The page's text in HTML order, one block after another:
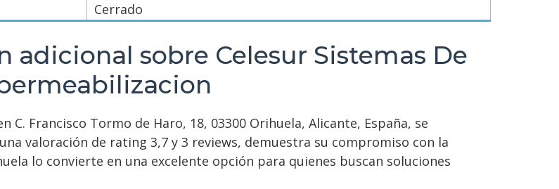
Cerrado
sobre Celesur Sistemas De
C. Francisco Tormo de Haro, 18, 03300 Orihuela, Alicante, España, se
valoración de rating 3,7 y 3 reviews, demuestra su compromiso con la
lo convierte en una excelente opción para quienes buscan soluciones